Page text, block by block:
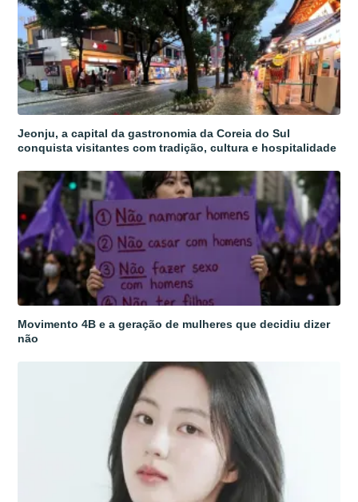
Jeonju, a capital da gastronomia da Coreia do Sul
conquista visitantes com tradição, cultura e hospitalidade
Movimento 4B e a geração de mulheres que decidiu dizer
não